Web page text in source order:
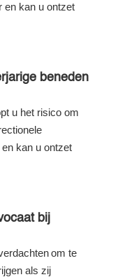
en kan u ontzet
beneden
u het risico om
kan u ontzet
bij
om te
als zij